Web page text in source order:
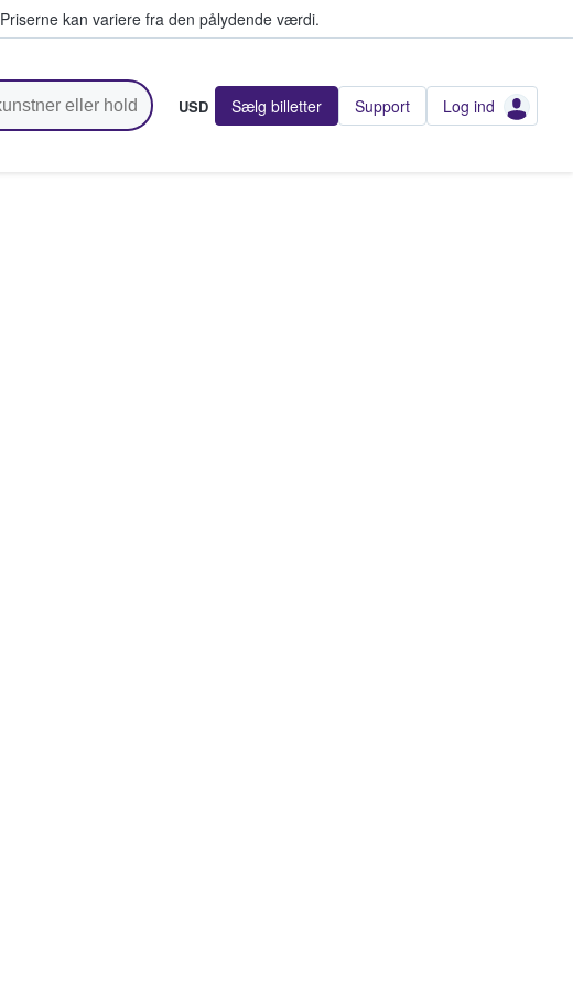
Priserne kan variere fra den pålydende værdi.
USD Sælg billetter Support Log ind